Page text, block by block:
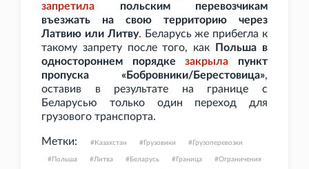
запретила польским перевозчикам
въезжать на свою территорию через
Латвию или Литву. Беларусь же прибегла к
такому запрету после того, как
Польша в
одностороннем порядкезакрыла пункт
пропуска «Бобровники/Берестовица»,
оставив в результате на границе с
Беларусью только один переход для
грузового транспорта.
Метки: Казахстан Грузовики Грузоперевозки
Польша Литва Беларусь Граница Ограничения